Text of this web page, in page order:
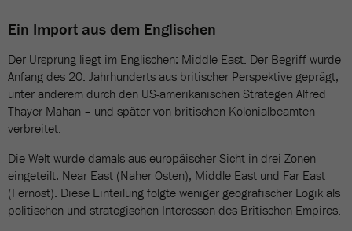
Ein Import aus dem Englischen
Der Ursprung liegt im Englischen: Middle East. Der Begriff wurde
Anfang des 20. Jahrhunderts aus britischer Perspektive geprägt,
unter anderem durch den US-amerikanischen Strategen Alfred
Thayer Mahan – und später von britischen Kolonialbeamten
verbreitet.
Die Welt wurde damals aus europäischer Sicht in drei Zonen
eingeteilt: Near East (Naher Osten), Middle East und Far East
(Fernost). Diese Einteilung folgte weniger geografischer Logik als
politischen und strategischen Interessen des Britischen Empires.